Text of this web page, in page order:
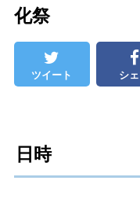
化祭
ツイート シ
日時